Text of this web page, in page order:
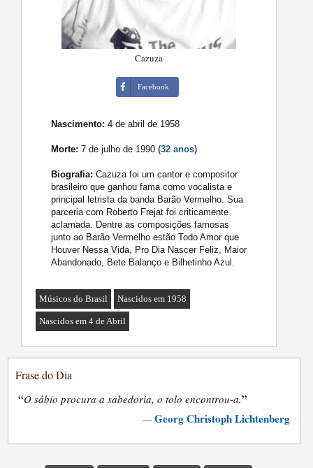
Cazuza
Facebook
Nascimento: 4 de abril de 1958
Morte: 7 de julho de 1990(32 anos)
Biografia: Cazuza foi um cantor e compositor
brasileiro que ganhou fama como vocalista e
principal letrista da banda Barão Vermelho. Sua
parceria com Roberto Frejat foi criticamente
aclamada. Dentre as composições famosas
junto ao Barão Vermelho estão Todo Amor que
Houver Nessa Vida, Pro Dia Nascer Feliz, Maior
Abandonado, Bete Balanço e Bilhetinho Azul.
Músicos do Brasil Nascidos em 1958
Nascidos em 4 de Abril
Frase do Dia
“O sábio procura a sabedoria, o tolo encontrou-a.”
—Georg Christoph Lichtenberg